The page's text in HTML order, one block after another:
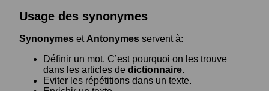
Usage des synonymes
Synonymes et Antonymes servent à:
Définir un mot. C’est pourquoi on les trouve
dans les articles de dictionnaire.
Eviter les répétitions dans un texte.